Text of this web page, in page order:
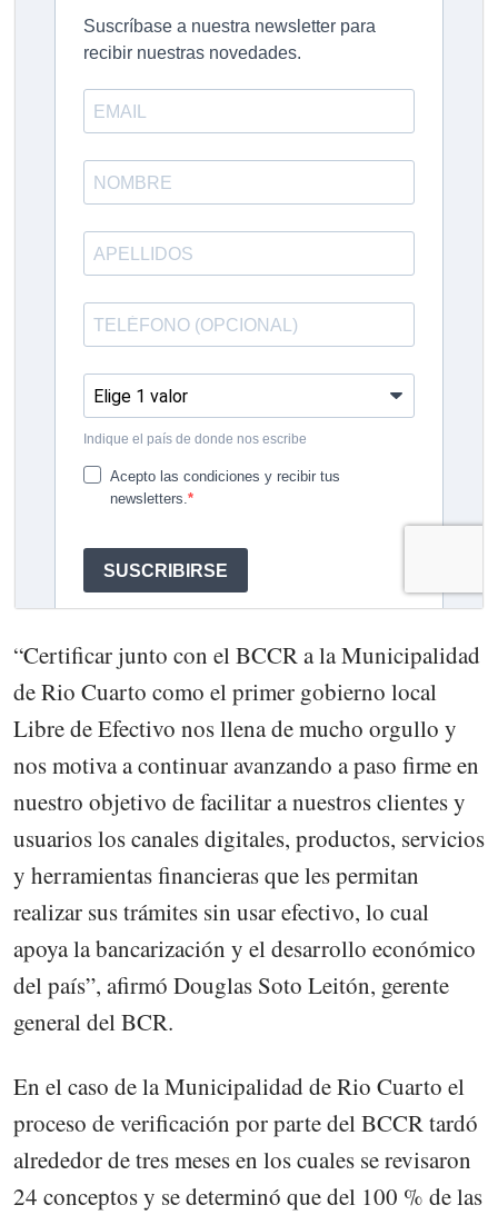
“Certificar junto con el BCCR a la Municipalidad
de Rio Cuarto como el primer gobierno local
Libre de Efectivo nos llena de mucho orgullo y
nos motiva a continuar avanzando a paso firme en
nuestro objetivo de facilitar a nuestros clientes y
usuarios los canales digitales, productos, servicios
y herramientas financieras que les permitan
realizar sus trámites sin usar efectivo, lo cual
apoya la bancarización y el desarrollo económico
del país”, afirmó Douglas Soto Leitón, gerente
general del BCR.
En el caso de la Municipalidad de Rio Cuarto el
proceso de verificación por parte del BCCR tardó
alrededor de tres meses en los cuales se revisaron
24 conceptos y se determinó que del 100 % de las